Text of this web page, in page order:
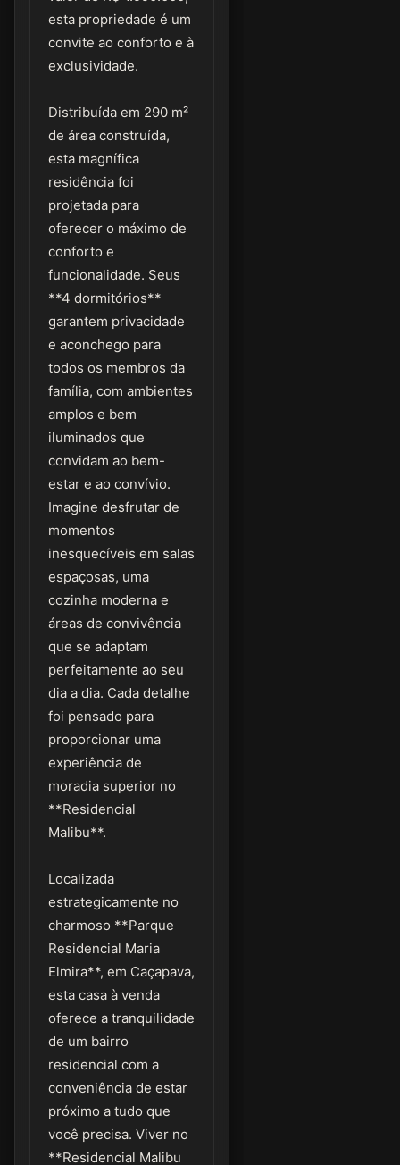
esta propriedade é um
convite ao conforto e à
exclusividade.
Distribuída em 290 m²
de área construída,
esta magnífica
residência foi
projetada para
oferecer o máximo de
conforto e
funcionalidade. Seus
**4 dormitórios**
garantem privacidade
e aconchego para
todos os membros da
família, com ambientes
amplos e bem
iluminados que
convidam ao bem-
estar e ao convívio.
Imagine desfrutar de
momentos
inesquecíveis em salas
espaçosas, uma
cozinha moderna e
áreas de convivência
que se adaptam
perfeitamente ao seu
dia a dia. Cada detalhe
foi pensado para
proporcionar uma
experiência de
moradia superior no
**Residencial
Malibu**.
Localizada
estrategicamente no
charmoso **Parque
Residencial Maria
Elmira**, em Caçapava,
esta casa à venda
oferece a tranquilidade
de um bairro
residencial com a
conveniência de estar
próximo a tudo que
você precisa. Viver no
**Residencial Malibu